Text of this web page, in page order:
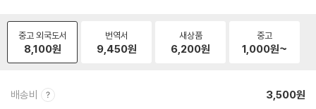
중고 외국도서
8,100원
번역서
9,450원
새상품
6,200원
중고
1,000원~
배송비 3,500원